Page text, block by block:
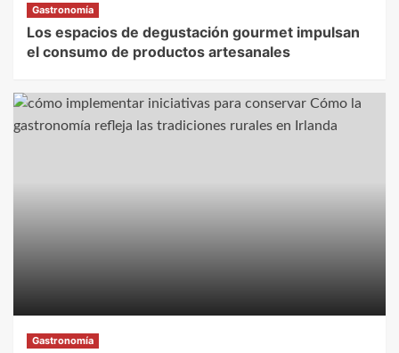
Gastronomía
Los espacios de degustación gourmet impulsan
el consumo de productos artesanales
Gastronomía